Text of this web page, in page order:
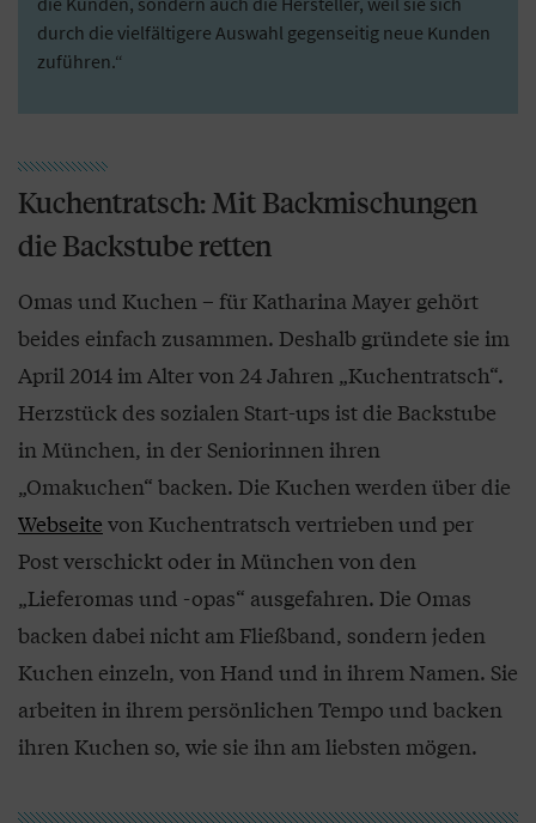
durch die vielfältigere Auswahl gegenseitig neue Kunden
zuführen.“
Kuchentratsch: Mit Backmischungen
die Backstube retten
Omas und Kuchen – für Katharina Mayer gehört
beides einfach zusammen. Deshalb gründete sie im
April 2014 im Alter von 24 Jahren „Kuchentratsch“.
Herzstück des sozialen Start-ups ist die Backstube
in München, in der Seniorinnen ihren
„Omakuchen“ backen. Die Kuchen werden über die
Webseite von Kuchentratsch vertrieben und per
Post verschickt oder in München von den
„Lieferomas und -opas“ ausgefahren. Die Omas
backen dabei nicht am Fließband, sondern jeden
Kuchen einzeln, von Hand und in ihrem Namen. Sie
arbeiten in ihrem persönlichen Tempo und backen
ihren Kuchen so, wie sie ihn am liebsten mögen.